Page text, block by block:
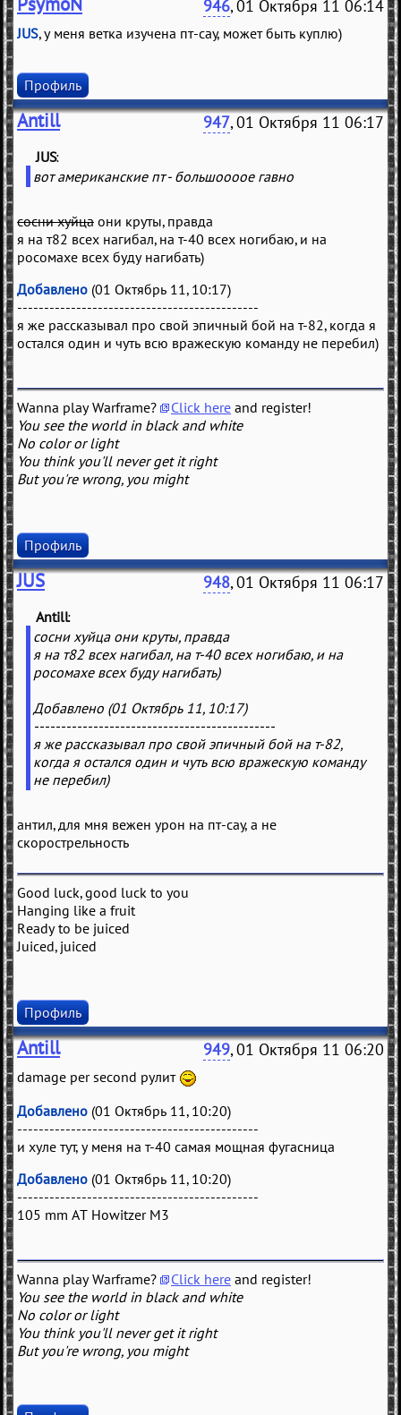
946, 01 Октября 11 06:14
JUS, у меня ветка изучена пт-сау, может быть куплю)
Профиль
Antill 947, 01 Октября 11 06:17
(JUS
вот американские пт - большоооое гавно
сосни хуйца они круты, правда
я на т82 всех нагибал, на т-40 всех ногибаю, и на
росомахе всех буду нагибать)
Добавлено (01 Октябрь 11, 10:17)
---------------------------------------------
я же рассказывал про свой эпичный бой на т-82, когда я
остался один и чуть всю вражескую команду не перебил)
Wanna play Warframe? Click here and register!
You see the world in black and white
No color or light
You think you'll never get it right
But you're wrong, you might
Профиль
JUS 948, 01 Октября 11 06:17
Antill
сосни хуйца они круты, правда
я на т82 всех нагибал, на т-40 всех ногибаю, и на
росомахе всех буду нагибать)
Добавлено (01 Октябрь 11, 10:17)
---------------------------------------------
я же рассказывал про свой эпичный бой на т-82,
когда я остался один и чуть всю вражескую команду
не перебил)
антил, для мня вежен урон на пт-сау, а не
скорострельность
Good luck, good luck to you
Hanging like a fruit
Ready to be juiced
Juiced, juiced
Профиль
Antill 949, 01 Октября 11 06:20
damage per second рулит
Добавлено (01 Октябрь 11, 10:20)
---------------------------------------------
и хуле тут, у меня на т-40 самая мощная фугасница
Добавлено (01 Октябрь 11, 10:20)
---------------------------------------------
105 mm AT Howitzer M3
Wanna play Warframe? Click here and register!
You see the world in black and white
No color or light
You think you'll never get it right
But you're wrong, you might